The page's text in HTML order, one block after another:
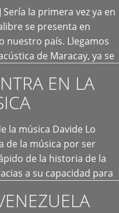
Sería la primera vez ya en
se presenta en
nuestro país. Llegamos
de Maracay, ya se
EN LA
la música Davide Lo
de la música por ser
de la historia de la
a su capacidad para